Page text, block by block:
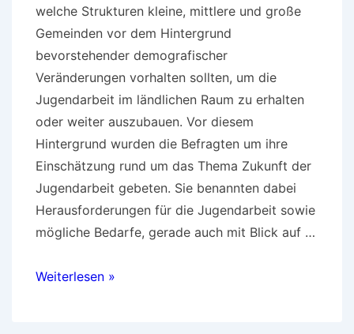
welche Strukturen kleine, mittlere und große
Gemeinden vor dem Hintergrund
bevorstehender demografischer
Veränderungen vorhalten sollten, um die
Jugendarbeit im ländlichen Raum zu erhalten
oder weiter auszubauen. Vor diesem
Hintergrund wurden die Befragten um ihre
Einschätzung rund um das Thema Zukunft der
Jugendarbeit gebeten. Sie benannten dabei
Herausforderungen für die Jugendarbeit sowie
mögliche Bedarfe, gerade auch mit Blick auf …
Bericht
Weiterlesen »